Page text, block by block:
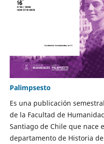
Palimpsesto
Es una publicación
de la Facultad de
Santiago de Chile que nace
departamento de Historia